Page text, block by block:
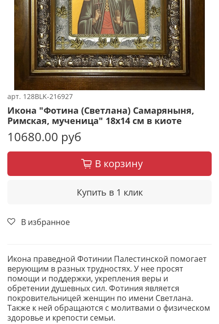
арт. 128BLK-216927
Икона "Фотина (Светлана) Самаряныня,
Римская, мученица" 18х14 см в киоте
10680.00 руб
В корзину
Купить в 1 клик
В избранное
Икона праведной Фотинии Палестинской помогает
верующим в разных трудностях. У нее просят
помощи и поддержки, укрепления веры и
обретении душевных сил. Фотиния является
покровительницей женщин по имени Светлана.
Также к ней обращаются с молитвами о физическом
здоровье и крепости семьи.